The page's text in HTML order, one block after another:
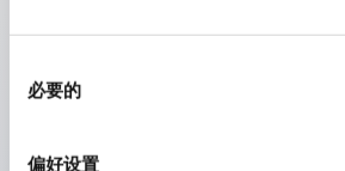
必要的
偏好设置
极数:单极,柱塞:高度 63 248,帽子:十
119 15 32,电气功能:ON MOM,